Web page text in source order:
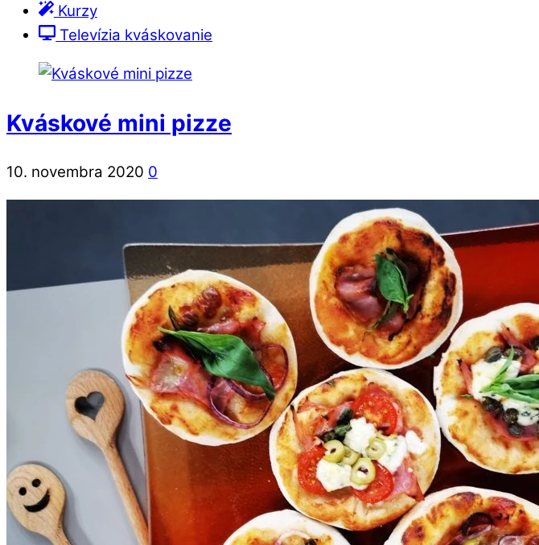
Kurzy
Televízia kváskovanie
Kváskové mini pizze
10. novembra 2020 0